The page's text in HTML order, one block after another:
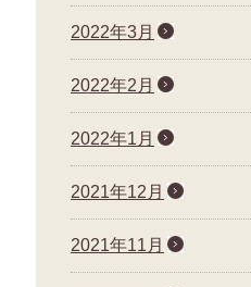
2022年3月
2022年2月
2022年1月
2021年12月
2021年11月